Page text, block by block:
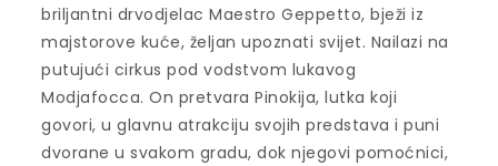
briljantni drvodjelac Maestro Geppetto, bježi iz
majstorove kuće, željan upoznati svijet. Nailazi na
putujući cirkus pod vodstvom lukavog
Modjafocca. On pretvara Pinokija, lutka koji
govori, u glavnu atrakciju svojih predstava i puni
dvorane u svakom gradu, dok njegovi pomoćnici,